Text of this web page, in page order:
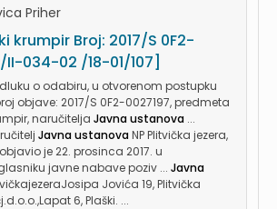
Priher
krumpir Broj: 2017/S 0F2-
II-034-02 /18-01/107]
o odabiru, u otvorenom postupku
objave: 2017/S 0F2-0027197, predmeta
naručitelja Javna ustanova ...
Javna ustanovaNP Plitvička jezera,
je 22. prosinca 2017. u
javne nabave poziv ... Javna
Jovića 19, Plitvička
6, Plaški. ...